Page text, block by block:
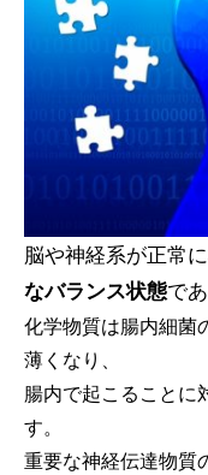
脳や神経系が正常
なバランス状態で
化学物質は腸内細菌
薄くなり、
腸内で起こることに
す。
重要な神経伝達物質